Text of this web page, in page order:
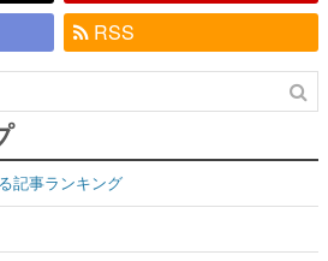
RSS
記事ランキング